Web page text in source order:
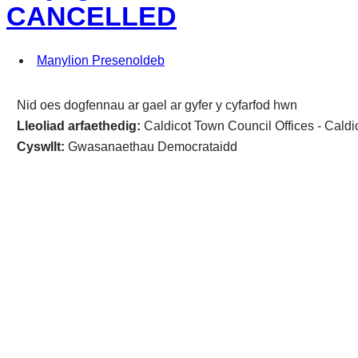
CANCELLED
Manylion Presenoldeb
Nid oes dogfennau ar gael ar gyfer y cyfarfod hwn
Lleoliad arfaethedig:Caldicot Town Council Offices -
Cyswllt:Gwasanaethau Democrataidd